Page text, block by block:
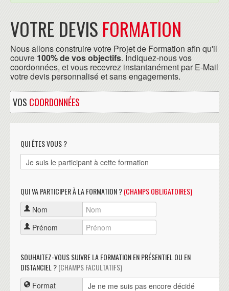
VOTRE DEVIS FORMATION
Nous allons construire votre Projet de Formation afin qu'il
couvre 100% de vos objectifs. Indiquez-nous vos
coordonnées, et vous recevrez instantanément par E-Mail
votre devis personnalisé et sans engagements.
VOS COORDONNÉES
QUI ÊTES VOUS ?
QUI VA PARTICIPER À LA FORMATION ?(CHAMPS OBLIGATOIRES)
Nom
Prénom
SOUHAITEZ-VOUS SUIVRE LA FORMATION EN PRÉSENTIEL OU EN
DISTANCIEL ?(CHAMPS FACULTATIFS)
Format